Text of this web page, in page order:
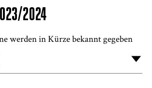
2024
werden in Kürze bekannt gegeben